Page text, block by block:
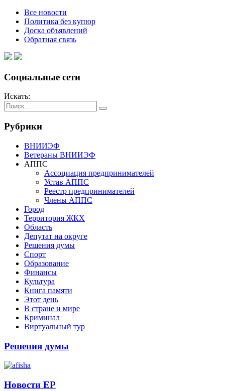
Все новости
Политика без купюр
Доска объявлений
Обратная связь
Социальные сети
Искать:
Рубрики
ВНИИЭФ
Ветераны ВНИИЭФ
АППС
Ассоциация предпринимателей
Устав АППС
Реестр предпринимателей
Члены АППС
Город
Территория ЖКХ
Область
Депутат на округе
Решения думы
Спорт
Образование
Финансы
Культура
Книга памяти
Этот день
В стране и мире
Криминал
Виртуальный тур
Решения думы
Новости ЕР